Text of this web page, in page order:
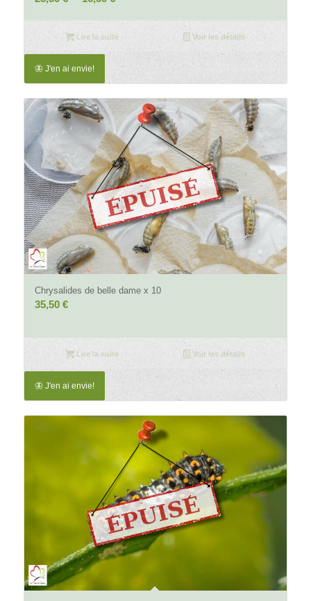
initial
25,50 €.
16,50 €.
Lire la suite Voir les détails
🦋 J'en ai envie!
Chrysalides de belle dame x 10
35,50 €
Lire la suite Voir les détails
🦋 J'en ai envie!